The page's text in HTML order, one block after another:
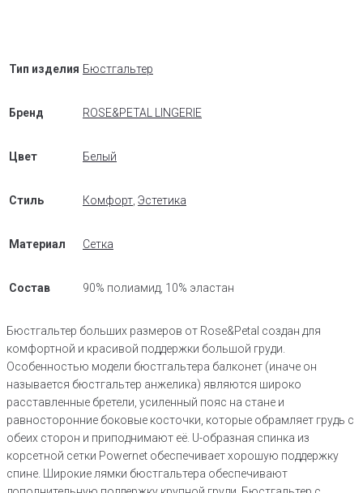
Тип изделия Бюстгальтер
Бренд ROSE&PETAL LINGERIE
Цвет Белый
Стиль Комфорт Эстетика
Материал Сетка
Состав 90% полиамид, 10% эластан
Бюстгальтер больших размеров от Rose&Petal создан для
комфортной и красивой поддержки большой груди.
Особенностью модели бюстгальтера балконет (иначе он
называется бюстгальтер анжелика) являются широко
расставленные бретели, усиленный пояс на стане и
равносторонние боковые косточки, которые обрамляет грудь с
обеих сторон и приподнимают её. U-образная спинка из
корсетной сетки Powernet обеспечивает хорошую поддержку
спине. Широкие лямки бюстгальтера обеспечивают